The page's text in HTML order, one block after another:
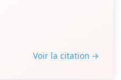
Voir la citation →